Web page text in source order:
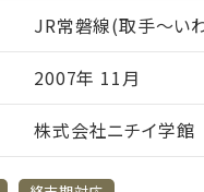
JR常磐線(取手～い
2007年 11月
株式会社ニチイ学館